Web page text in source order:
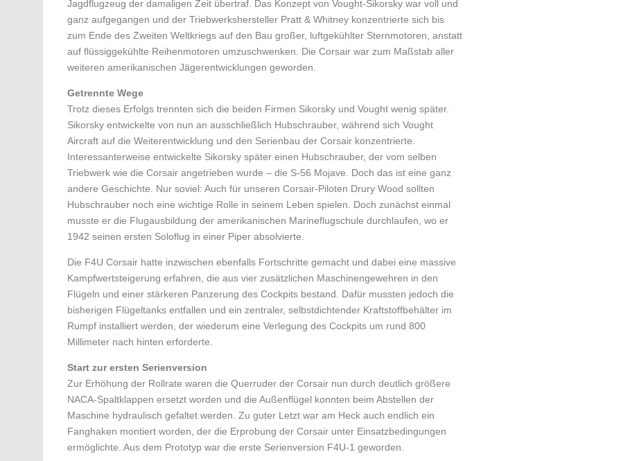
Jagdflugzeug der damaligen Zeit übertraf. Das Konzept von Vought-Sikorsky war voll und
ganz aufgegangen und der Triebwerkshersteller Pratt & Whitney konzentrierte sich bis
zum Ende des Zweiten Weltkriegs auf den Bau großer, luftgekühlter Sternmotoren, anstatt
auf flüssiggekühlte Reihen­motoren umzuschwenken. Die Corsair war zum Maßstab aller
weiteren amerikanischen Jägerentwicklungen geworden.
Getrennte Wege
Trotz dieses Erfolgs trennten sich die beiden Firmen Sikorsky und Vought wenig später.
Sikorsky entwickelte von nun an ausschließlich Hubschrauber, während sich Vought
Aircraft auf die Weiterentwicklung und den Serienbau der Corsair konzentrierte.
Interessanterweise entwickelte Sikorsky später einen Hubschrauber, der vom selben
Triebwerk wie die Corsair angetrieben wurde – die S-56 Mojave. Doch das ist eine ganz
andere Geschichte. Nur soviel: Auch für unseren Corsair-Piloten Drury Wood sollten
Hubschrauber noch eine wichtige Rolle in seinem Leben spielen. Doch zunächst einmal
musste er die Flugausbildung der amerikanischen Marineflugschule durchlaufen, wo er
1942 seinen ersten Soloflug in einer Piper absolvierte.
Die F4U Corsair hatte inzwischen ebenfalls Fortschritte gemacht und dabei eine massive
Kampfwertsteigerung erfahren, die aus vier zusätzlichen Maschinengewehren in den
Flügeln und einer stärkeren Panzerung des Cockpits bestand. Dafür mussten jedoch die
bisherigen Flügeltanks entfallen und ein zentraler, selbstdichtender Kraftstoff­behälter im
Rumpf installiert werden, der wiederum eine Verlegung des Cockpits um rund 800
Millimeter nach hinten erforderte.
Start zur ersten Serienversion
Zur Erhöhung der Rollrate waren die Querruder der Corsair nun durch deutlich größere
NACA-Spaltklappen ersetzt worden und die Außenflügel konnten beim Abstellen der
Maschine hydraulisch gefaltet werden. Zu guter Letzt war am Heck auch endlich ein
Fanghaken montiert worden, der die Erprobung der Corsair unter Einsatzbedingungen
ermöglichte. Aus dem Prototyp war die erste Serienversion F4U-1 geworden.